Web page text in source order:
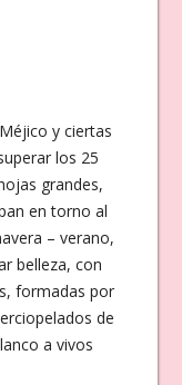
y ciertas
los 25
grandes,
en torno al
– verano,
belleza, con
formadas por
de
a vivos